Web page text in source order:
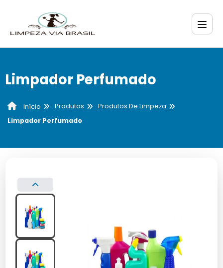
Limpador Perfumado
Início Produtos
Produtos De Limpeza
Limpador Perfumado